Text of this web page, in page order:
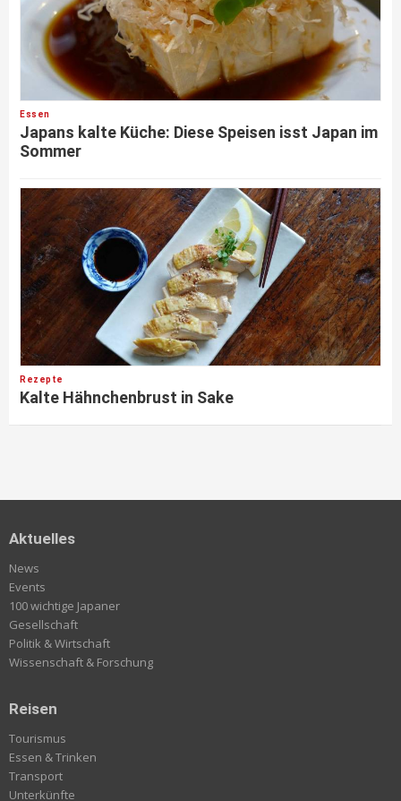
Essen
Japans kalte Küche: Diese Speisen isst Japan im
Sommer
Rezepte
Kalte Hähnchenbrust in Sake
Aktuelles
News
Events
100 wichtige Japaner
Gesellschaft
Politik & Wirtschaft
Wissenschaft & Forschung
Reisen
Tourismus
Essen & Trinken
Transport
Unterkünfte